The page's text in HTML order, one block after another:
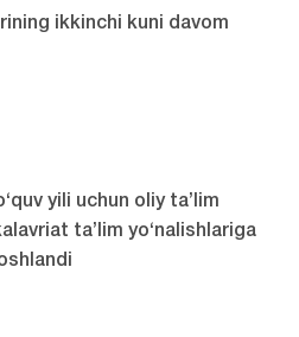
ikkinchi kuni davom
yili uchun oliy ta’lim
ta’lim yo‘nalishlariga